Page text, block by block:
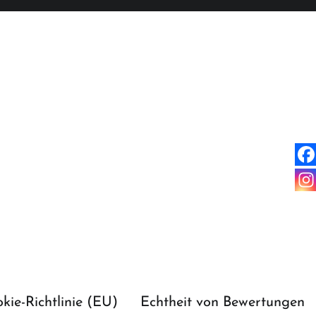
Richtlinie (EU) Echtheit von Bewertungen